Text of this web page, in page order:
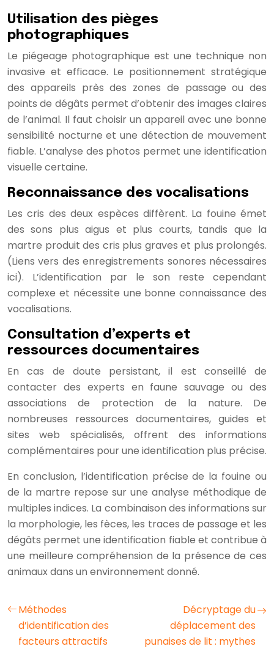
Utilisation des pièges
photographiques
Le piégeage photographique est une technique non
invasive et efficace. Le positionnement stratégique
des appareils près des zones de passage ou des
points de dégâts permet d’obtenir des images claires
de l’animal. Il faut choisir un appareil avec une bonne
sensibilité nocturne et une détection de mouvement
fiable. L’analyse des photos permet une identification
visuelle certaine.
Reconnaissance des vocalisations
Les cris des deux espèces diffèrent. La fouine émet
des sons plus aigus et plus courts, tandis que la
martre produit des cris plus graves et plus prolongés.
(Liens vers des enregistrements sonores nécessaires
ici). L’identification par le son reste cependant
complexe et nécessite une bonne connaissance des
vocalisations.
Consultation d’experts et
ressources documentaires
En cas de doute persistant, il est conseillé de
contacter des experts en faune sauvage ou des
associations de protection de la nature. De
nombreuses ressources documentaires, guides et
sites web spécialisés, offrent des informations
complémentaires pour une identification plus précise.
En conclusion, l’identification précise de la fouine ou
de la martre repose sur une analyse méthodique de
multiples indices. La combinaison des informations sur
la morphologie, les fèces, les traces de passage et les
dégâts permet une identification fiable et contribue à
une meilleure compréhension de la présence de ces
animaux dans un environnement donné.
Méthodes
d’identification des
facteurs attractifs
Décryptage du
déplacement des
punaises de lit : mythes